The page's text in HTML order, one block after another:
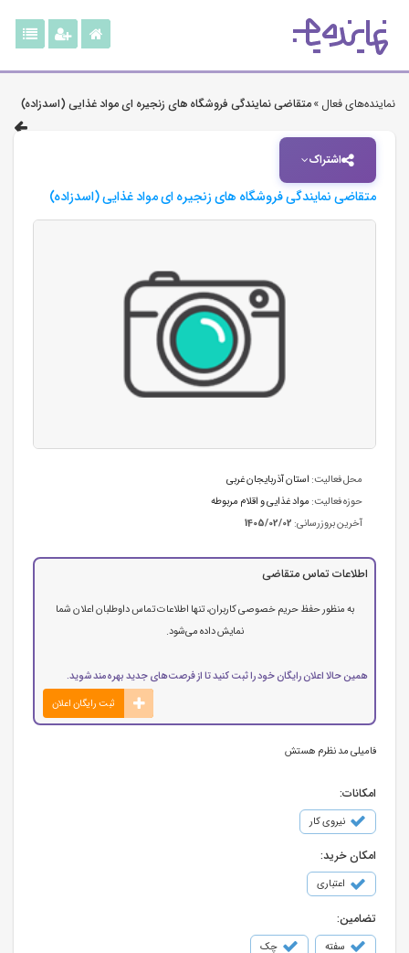
نماینده‌های فعال »متقاضی نمایندگی فروشگاه های زنجیره ای مواد غذایی (اسدزاده)
اشتراک
متقاضی نمایندگی فروشگاه های زنجیره ای مواد غذایی (اسدزاده)
محل فعالیت: استان آذربایجان غربی
حوزه فعالیت: مواد غذایی و اقلام مربوطه
آخرین بروزرسانی: 1405/02/02
اطلاعات تماس متقاضی
به منظور حفظ حریم خصوصی کاربران، تنها اطلاعات تماس داوطلبان اعلان شما
نمایش داده می‌شود.
همین حالا اعلان رایگان خود را ثبت کنید تا از فرصت‌های جدید بهره‌مند شوید.
ثبت رایگان اعلان
فامیلی مد نظرم هستش
امکانات:
نیروی کار
امکان خرید:
اعتباری
تضامین:
سفته چک